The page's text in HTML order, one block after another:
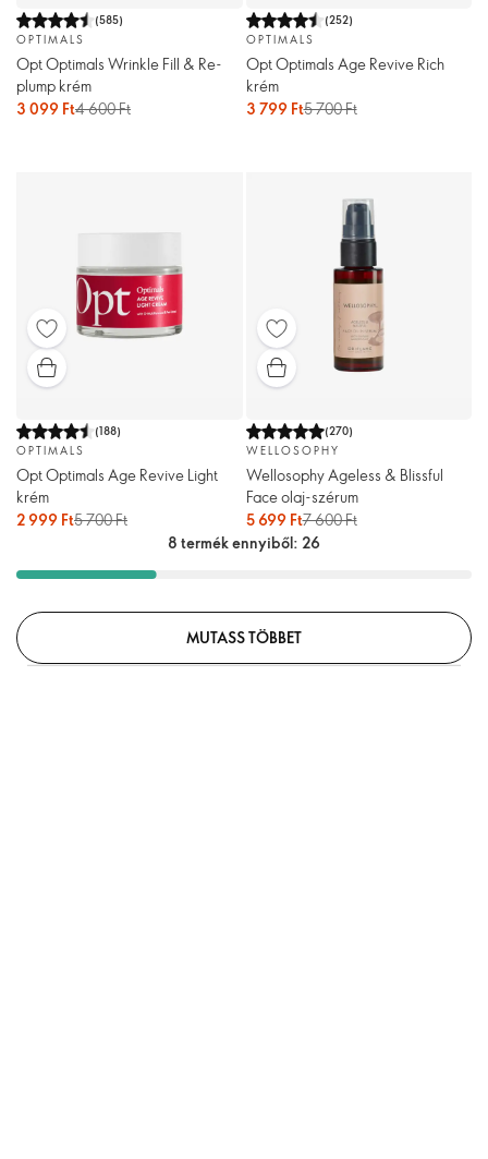
(585)
OPTIMALS
Opt Optimals Wrinkle Fill & Re-
plump krém
3 099 Ft4 600 Ft
(252)
OPTIMALS
Opt Optimals Age Revive Rich
krém
3 799 Ft5 700 Ft
(188)
OPTIMALS
Opt Optimals Age Revive Light
krém
2 999 Ft5 700 Ft
(270)
WELLOSOPHY
Wellosophy Ageless & Blissful
Face olaj-szérum
5 699 Ft7 600 Ft
8 termék ennyiből: 26
MUTASS TÖBBET